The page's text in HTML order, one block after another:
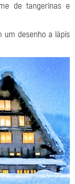
de tangerinas e
um desenho a lápis